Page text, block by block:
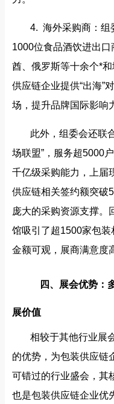
4. 海外采购商：组
1000位食品酒饮进出
酋、俄罗斯等十余个*
供应链企业提供“出海”
场，提升品牌国际影响
此外，组委会还联
场联盟”，服务超5000
千亿级采购能力，上届
供应链相关签约额突破
庞大的采购资源支撑。
馆吸引了超1500家包
金额可观，展商满意度
四、展会优势：
展价值
相较于其他行业展
的优势，为包装供应链
可错过的行业盛会，其
也是包装供应链企业优